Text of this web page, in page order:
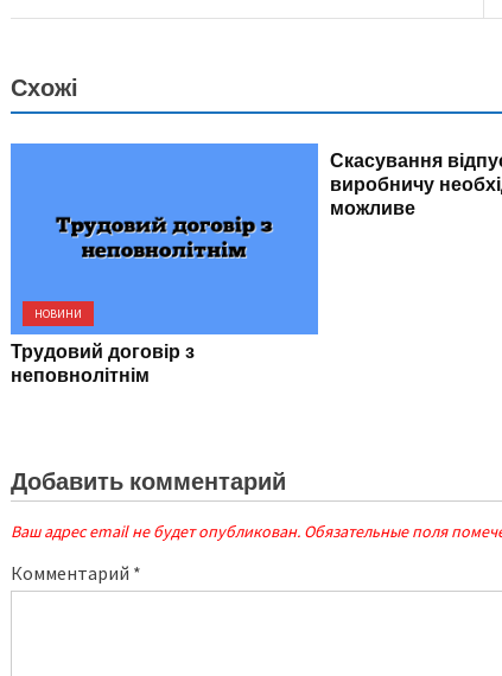
Схожі
НОВИНИ
Трудовий договір з
неповнолітнім
Скасування
виробничу
можливе
Добавить комментарий
Ваш адрес email не будет опубликован. Обязательные поля
Комментарий *